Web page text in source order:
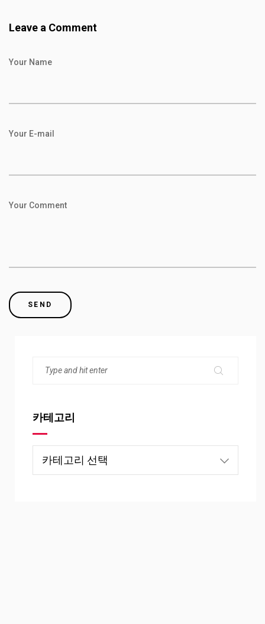
Leave a Comment
Your Name
Your E-mail
Your Comment
카테고리
고